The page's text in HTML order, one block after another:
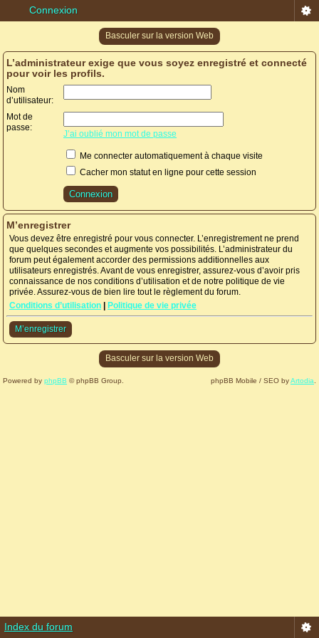
Connexion
Basculer sur la version Web
L’administrateur exige que vous soyez enregistré et connecté
pour voir les profils.
Nom
d’utilisateur:
Mot de
passe:
J’ai oublié mon mot de passe
Me connecter automatiquement à chaque visite
Cacher mon statut en ligne pour cette session
M’enregistrer
Vous devez être enregistré pour vous connecter. L’enregistrement ne prend
que quelques secondes et augmente vos possibilités. L’administrateur du
forum peut également accorder des permissions additionnelles aux
utilisateurs enregistrés. Avant de vous enregistrer, assurez-vous d’avoir pris
connaissance de nos conditions d’utilisation et de notre politique de vie
privée. Assurez-vous de bien lire tout le règlement du forum.
Conditions d’utilisation
Politique de vie privée
M’enregistrer
Basculer sur la version Web
Powered by phpBB © phpBB Group. phpBB Mobile / SEO byArtodia
Index du forum